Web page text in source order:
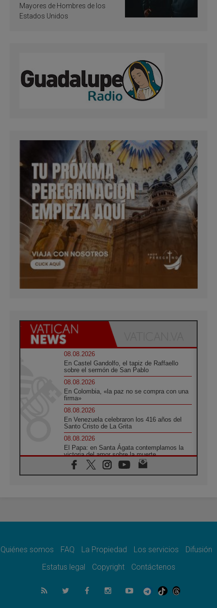
Mayores de Hombres de los
Estados Unidos
08.08.2026
En Castel Gandolfo, el tapiz de Raffaello
sobre el sermón de San Pablo
08.08.2026
En Colombia, «la paz no se compra con una
firma»
08.08.2026
En Venezuela celebraron los 416 años del
Santo Cristo de La Grita
08.08.2026
El Papa: en Santa Ágata contemplamos la
victoria del amor sobre la muerte
08.08.2026
León XIV visitará el Santuario de la Madre
07.08.2026
07.08.2026
el compromiso del cristiano"
La matanza de niños en Gaza no cesa: 300
muertos en 300 días
Quiénes somos FAQ La Propiedad Los servicios
Difusión
Estatus legal
Copyright Contáctenos